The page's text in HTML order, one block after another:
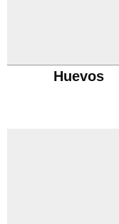
Huevos